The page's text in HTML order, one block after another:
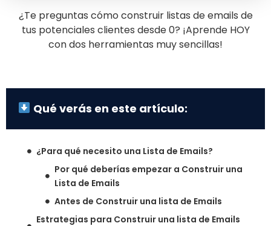
¿Te preguntas cómo construir listas de emails de
tus potenciales clientes desde 0? ¡Aprende HOY
con dos herramientas muy sencillas!
Qué verás en este artículo:
¿Para qué necesito una Lista de Emails?
Por qué deberías empezar a Construir una
Lista de Emails
Antes de Construir una lista de Emails
Estrategias para Construir una lista de Emails